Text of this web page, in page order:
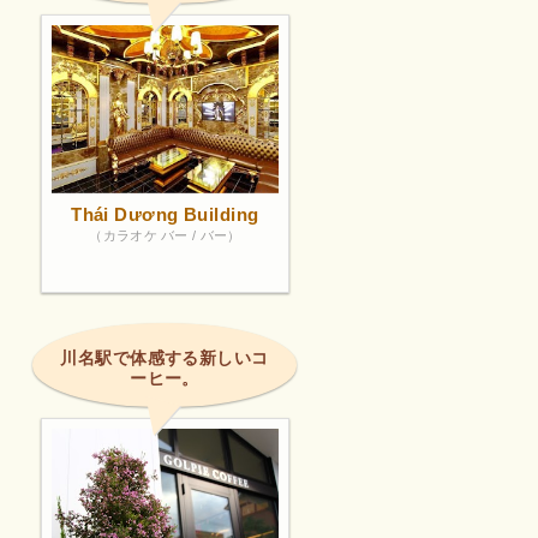
Thái Dương Building
（カラオケ バー / バー）
川名駅で体感する新しいコ
ーヒー。